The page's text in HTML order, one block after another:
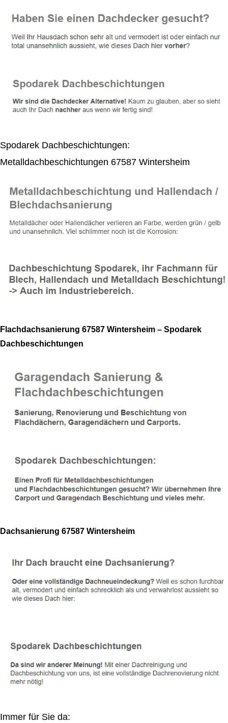
Spodarek Dachbeschichtungen:
Metalldachbeschichtungen 67587 Wintersheim
Flachdachsanierung 67587 Wintersheim – Spodarek
Dachbeschichtungen
Dachsanierung 67587 Wintersheim
Immer für Sie da: